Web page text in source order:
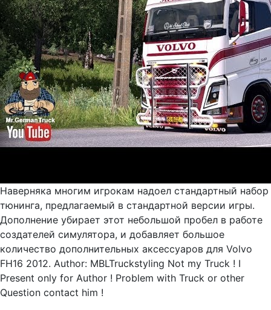
Наверняка многим игрокам надоел стандартный набор
тюнинга, предлагаемый в стандартной версии игры.
Дополнение убирает этот небольшой пробел в работе
создателей симулятора, и добавляет большое
количество дополнительных аксессуаров для Volvo
FH16 2012. Author: MBLTruckstyling Not my Truck ! I
Present only for Author ! Problem with Truck or other
Question contact him !